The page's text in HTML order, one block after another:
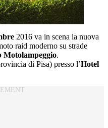
2016 va in scena la nuova
raid moderno su strade
Motolampeggio.
di Pisa) presso l’Hotel